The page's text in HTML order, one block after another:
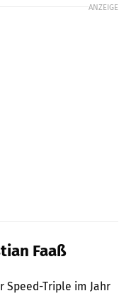
ANZEIGE
Faaß
Speed-Triple im Jahr